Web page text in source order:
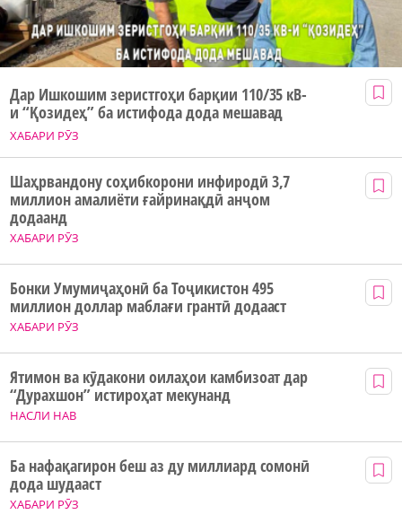
ХАБАРИ РӮЗ
Дар Ишкошим зеристгоҳи барқии 110/35 кВ-
и “Қозидеҳ” ба истифода дода мешавад
ХАБАРИ РӮЗ
Шаҳрвандону соҳибкорони инфиродӣ 3,7
миллион амалиёти ғайринақдӣ анҷом
додаанд
ХАБАРИ РӮЗ
Бонки Умумиҷаҳонӣ ба Тоҷикистон 495
миллион доллар маблағи грантӣ додааст
НАСЛИ НАВ
Ятимон ва кӯдакони оилаҳои камбизоат дар
“Дурахшон” истироҳат мекунанд
ХАБАРИ РӮЗ
Ба нафақагирон беш аз ду миллиард сомонӣ
дода шудааст